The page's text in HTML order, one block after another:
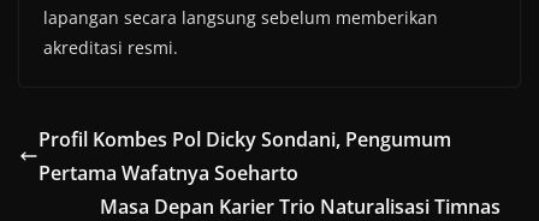
lapangan secara langsung sebelum memberikan
akreditasi resmi.
Profil Kombes Pol Dicky Sondani, Pengumum
Pertama Wafatnya Soeharto
Masa Depan Karier Trio Naturalisasi Timnas